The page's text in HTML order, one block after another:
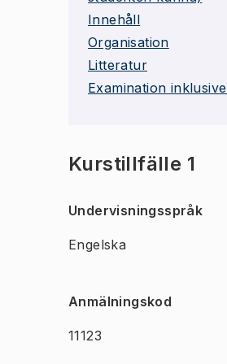
Innehåll
Organisation
Litteratur
Examination
Kurstillfälle 1
Undervisningsspråk
Engelska
Anmälningskod
11123